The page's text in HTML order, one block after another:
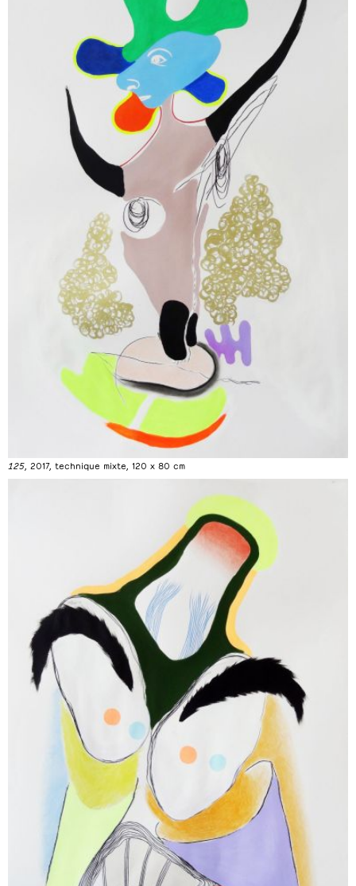
125, 2017, technique mixte, 120 x 80 cm